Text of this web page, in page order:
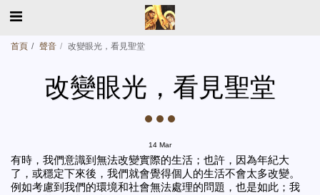
首頁 聲音 改變眼光，看見聖堂
改變眼光，看見聖堂
14 Mar
有時，我們意識到無法改變實際的生活；也許，因為年紀大
了，或穩定下來後，我們就會覺得個人的生活不會太多改變。
例如考慮到我們的環境和社會無法處理的問題，也是如此；我